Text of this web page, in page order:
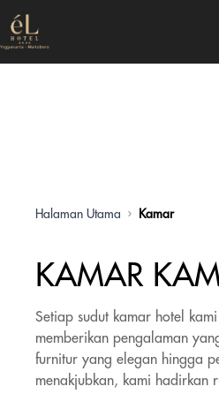
Halaman Utama Kamar
KAMAR
Setiap sudut kamar hotel
memberikan pengalaman
furnitur yang elegan hingga
menakjubkan, kami hadirkan